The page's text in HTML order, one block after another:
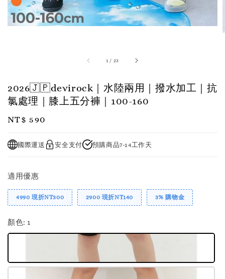
1 / 23
2026🇯🇵devirock｜水陸兩用｜撥水加工｜抗
氯處理｜膝上五分褲｜100-160
Regular
NT$ 590
國際運送 安全支付 預購商品7-14工作天
適用優惠
4990 現折NT300 2900 現折NT140 3% 購物金
顏色: 1